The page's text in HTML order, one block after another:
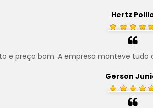
Hertz
e preço bom. A empresa manteve
Gerson